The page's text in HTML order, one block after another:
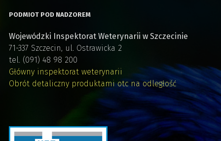
PODMIOT POD NADZOREM
Wojewódzki Inspektorat Weterynarii w Szczecinie
71-337 Szczecin, ul. Ostrawicka 2
tel. (091) 48 98 200
Główny inspektorat weterynarii
Obrót detaliczny produktami otc na odległość